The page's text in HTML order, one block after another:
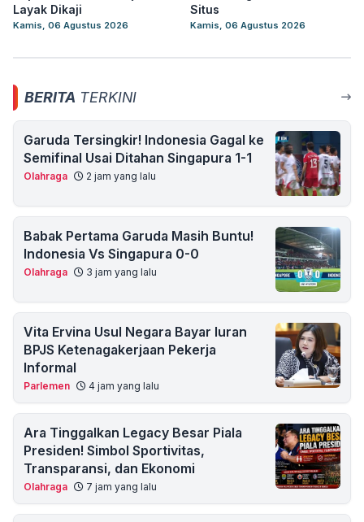
Layak Dikaji
Kamis, 06 Agustus 2026
Situs
Kamis, 06 Agustus 2026
BERITA TERKINI
Garuda Tersingkir! Indonesia Gagal ke
Semifinal Usai Ditahan Singapura 1-1
Olahraga 2 jam yang lalu
Babak Pertama Garuda Masih Buntu!
Indonesia Vs Singapura 0-0
Olahraga 3 jam yang lalu
Vita Ervina Usul Negara Bayar Iuran
BPJS Ketenagakerjaan Pekerja
Informal
Parlemen 4 jam yang lalu
Ara Tinggalkan Legacy Besar Piala
Presiden! Simbol Sportivitas,
Transparansi, dan Ekonomi
Olahraga 7 jam yang lalu